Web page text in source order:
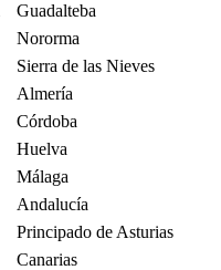
Guadalteba
Nororma
Sierra de las Nieves
Almería
Córdoba
Huelva
Málaga
Andalucía
Principado de Asturias
Canarias